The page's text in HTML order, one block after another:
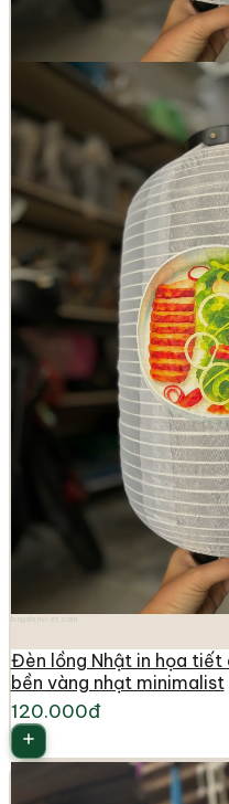
Đèn lồng Nhật in họa tiết
bền vàng nhạt minimalist
120.000đ